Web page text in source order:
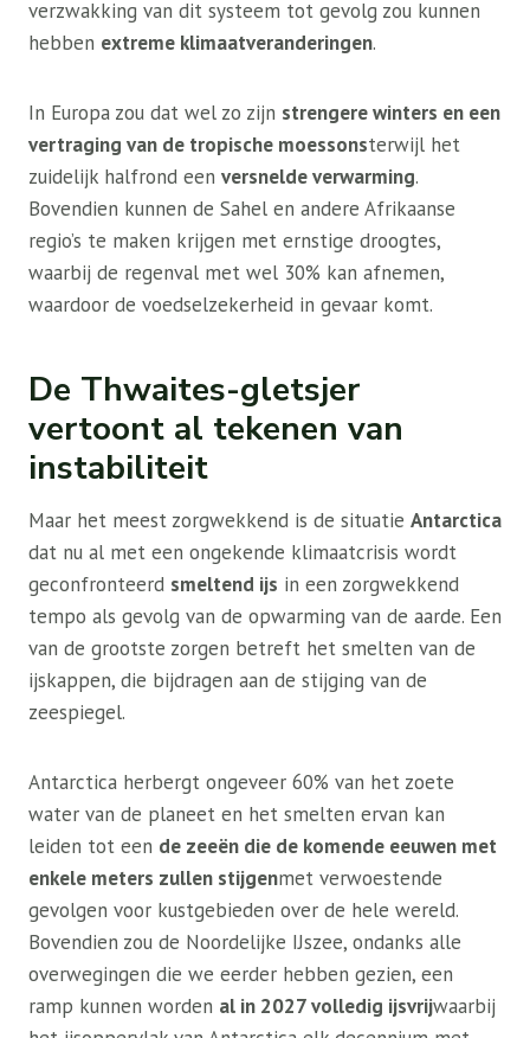
verzwakking van dit systeem tot gevolg zou kunnen
hebben extreme klimaatveranderingen.
In Europa zou dat wel zo zijn strengere winters en een
vertraging van de tropische moessonsterwijl het
zuidelijk halfrond een versnelde verwarming.
Bovendien kunnen de Sahel en andere Afrikaanse
regio’s te maken krijgen met ernstige droogtes,
waarbij de regenval met wel 30% kan afnemen,
waardoor de voedselzekerheid in gevaar komt.
De Thwaites-gletsjer
vertoont al tekenen van
instabiliteit
Maar het meest zorgwekkend is de situatie Antarctica
dat nu al met een ongekende klimaatcrisis wordt
geconfronteerd smeltend ijs in een zorgwekkend
tempo als gevolg van de opwarming van de aarde. Een
van de grootste zorgen betreft het smelten van de
ijskappen, die bijdragen aan de stijging van de
zeespiegel.
Antarctica herbergt ongeveer 60% van het zoete
water van de planeet en het smelten ervan kan
leiden tot een de zeeën die de komende eeuwen met
enkele meters zullen stijgenmet verwoestende
gevolgen voor kustgebieden over de hele wereld.
Bovendien zou de Noordelijke IJszee, ondanks alle
overwegingen die we eerder hebben gezien, een
ramp kunnen worden al in 2027 volledig ijsvrijwaarbij